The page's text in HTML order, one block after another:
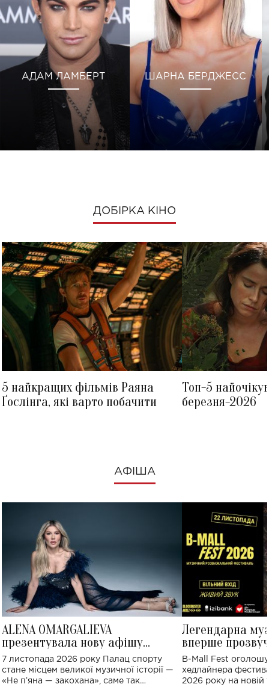
АДАМ ЛАМБЕРТ ШАРНА БЕРДЖЕСС
ДОБІРКА КІНО
5 найкращих фільмів Раяна
Ґослінга, які варто побачити
Топ-5
березня-2026
АФІША
ALENA OMARGALIEVA
презентувала нову афішу
великого концерту в Палаці
спорту
7 листопада 2026 року Палац спорту
стане місцем великої музичної історії —
«Не пʼяна — закохана», саме так
Легендарна
вперше
Україні: де
B-Mall Fest
хедлайнера
2026 року на новій